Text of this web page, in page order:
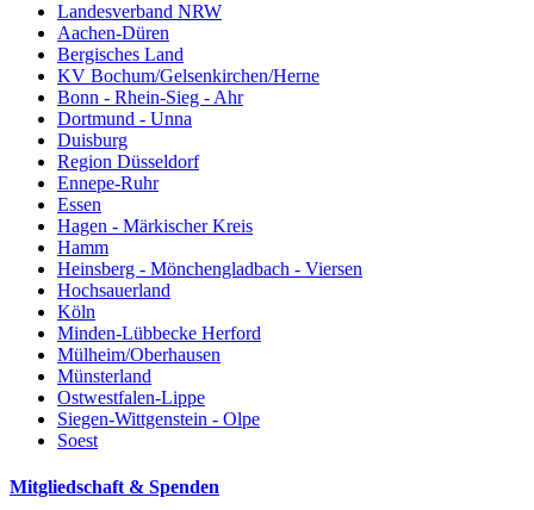
Landesverband NRW
Aachen-Düren
Bergisches Land
KV Bochum/Gelsenkirchen/Herne
Bonn - Rhein-Sieg - Ahr
Dortmund - Unna
Duisburg
Region Düsseldorf
Ennepe-Ruhr
Essen
Hagen - Märkischer Kreis
Hamm
Heinsberg - Mönchengladbach - Viersen
Hochsauerland
Köln
Minden-Lübbecke Herford
Mülheim/Oberhausen
Münsterland
Ostwestfalen-Lippe
Siegen-Wittgenstein - Olpe
Soest
Mitgliedschaft & Spenden